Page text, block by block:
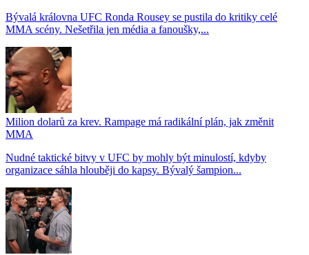
Bývalá královna UFC Ronda Rousey se pustila do kritiky celé
MMA scény. Nešetřila jen média a fanoušky,...
Milion dolarů za krev. Rampage má radikální plán, jak změnit
MMA
Nudné taktické bitvy v UFC by mohly být minulostí, kdyby
organizace sáhla hlouběji do kapsy. Bývalý šampion...